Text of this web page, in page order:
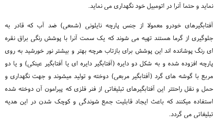
نماید و حتما آنرا در اتومبیل خود نگهداری می نماید.
آفتابگیرهای خودرو معمولا از جنس پارچه نایلونی (شمعی) ضد آب که قادر به
جلوگیری از گرما هستند تهیه می شوند که یک سمت آنرا با پوشش رنگی براق نقره
ای رنگ پوشانده اند این پوشش برای بازتاب هرچه بهتر و بیشتر نور خورشید به روی
پارچه افزوده شده و به شکل دو دایره (آفتابگیر دایره ای یا آفتابگیر عینکی) و یا دو
مربع با گوشه های گرد (آفتابگیر مربعی) دوخته و تولید میشوند و جهت نگهداری و
حمل و نقل راحتتر این آفتابگیرهای تبلیغاتی از فنر فلزی که پیرامون آن دوخته شده
استفاده میکنند که باعث ایجاد قابلیت جمع شوندگی و کوچک شدن در این هدیه
تبلیغاتی می گردد.